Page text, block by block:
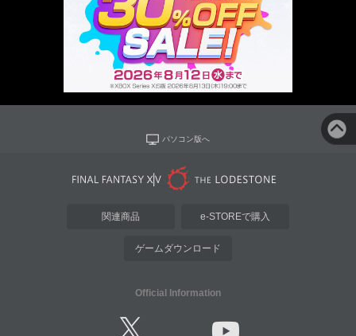
パソコン版へ
関連商品 e-STOREで購入
ゲームダウンロード
Official Information